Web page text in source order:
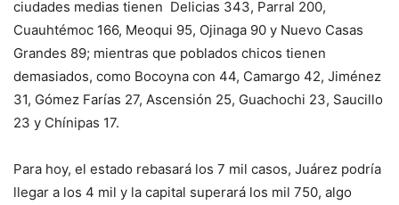
ciudades medias tienen Delicias 343, Parral 200,
Cuauhtémoc 166, Meoqui 95, Ojinaga 90 y Nuevo Casas
Grandes 89; mientras que poblados chicos tienen
demasiados, como Bocoyna con 44, Camargo 42, Jiménez
31, Gómez Farías 27, Ascensión 25, Guachochi 23, Saucillo
23 y Chínipas 17.
Para hoy, el estado rebasará los 7 mil casos, Juárez podría
llegar a los 4 mil y la capital superará los mil 750, algo